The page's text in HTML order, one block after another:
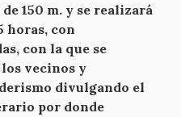
150 m. y se realizará
horas, con
con la que se
los vecinos y
divulgando el
por donde